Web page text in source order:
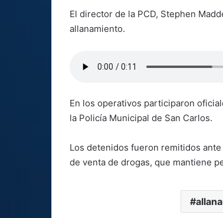
El director de la PCD, Stephen
allanamiento.
En los operativos participaron
la Policía Municipal de San Carlos.
Los detenidos fueron remitidos
de venta de drogas, que mantiene